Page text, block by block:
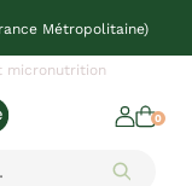
Métropolitaine)
micronutrition
0